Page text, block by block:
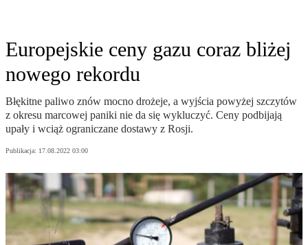
Europejskie ceny gazu coraz bliżej
nowego rekordu
Błękitne paliwo znów mocno drożeje, a wyjścia powyżej szczytów
z okresu marcowej paniki nie da się wykluczyć. Ceny podbijają
upały i wciąż ograniczane dostawy z Rosji.
Publikacja: 17.08.2022 03:00